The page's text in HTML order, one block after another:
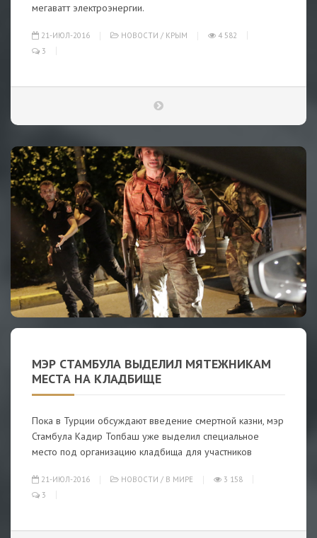
мегаватт электроэнергии.
21-ИЮЛ-2016 НОВОСТИ / КРЫМ
4 582
3
МЭР СТАМБУЛА ВЫДЕЛИЛ МЯТЕЖНИКАМ
МЕСТА НА КЛАДБИЩЕ
Пока в Турции обсуждают введение смертной казни, мэр
Стамбула Кадир Топбаш уже выделил специальное
место под организацию кладбища для участников
21-ИЮЛ-2016 НОВОСТИ / В МИРЕ
3 158
3